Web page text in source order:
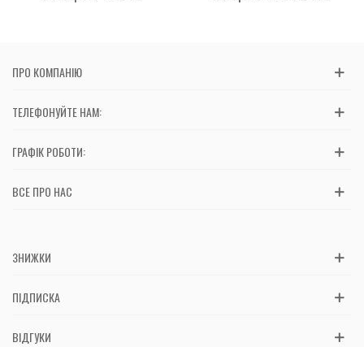
ПРО КОМПАНІЮ
ТЕЛЕФОНУЙТЕ НАМ:
ГРАФІК РОБОТИ:
ВСЕ ПРО НАС
ЗНИЖКИ
ПІДПИСКА
ВІДГУКИ